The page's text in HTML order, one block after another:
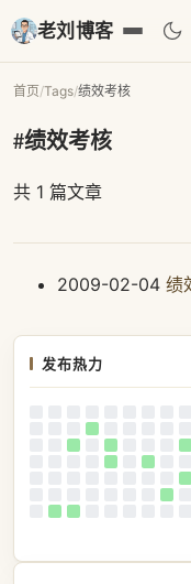
老刘博客
首页/Tags/绩效考核
#绩效考核
共 1 篇文章
2009-02-04 绩
发布热力